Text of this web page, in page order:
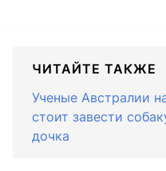
ЧИТАЙТЕ ТАКЖЕ
Ученые Австралии
стоит завести
дочка